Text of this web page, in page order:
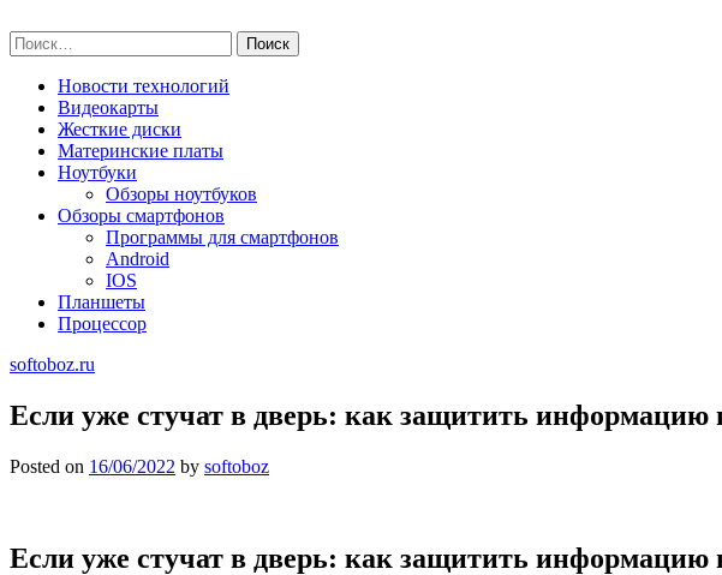
to
content
Найти:
Новости технологий
Видеокарты
Жесткие диски
Материнские платы
Ноутбуки
Обзоры ноутбуков
Обзоры смартфонов
Программы для смартфонов
Android
IOS
Планшеты
Процессор
softoboz.ru
Если уже стучат в дверь: как защитить информацию
Posted on 16/06/2022 by softoboz
Если уже стучат в дверь: как защитить информацию